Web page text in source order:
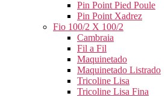
Pin Point Pied Poule
Pin Point Xadrez
Fio 100/2 X 100/2
Cambraia
Fil a Fil
Maquinetado
Maquinetado Listrado
Tricoline Lisa
Tricoline Lisa Fina